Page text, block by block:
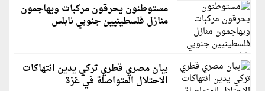
مستوطنون يحرقون مركبات ويهاجمون
منازل فلسطينيين جنوبي نابلس
بيان مصري قطري تركي يدين انتهاكات
الاحتلال المتواصلة في غزة